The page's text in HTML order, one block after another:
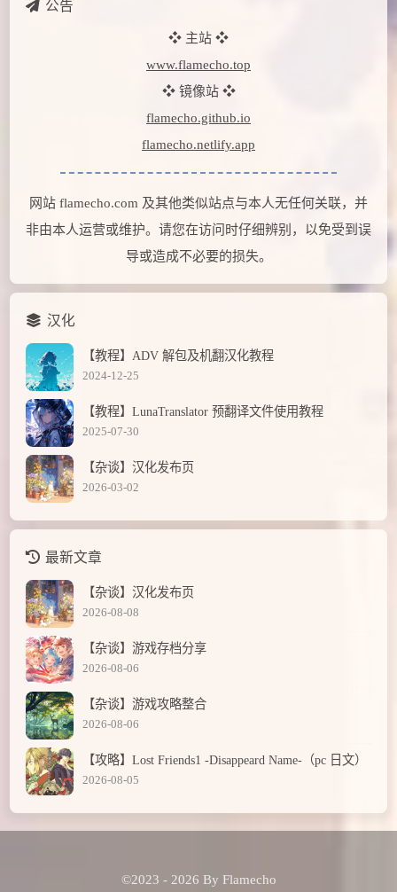
公告
❖ 主站 ❖
www.flamecho.top
❖ 镜像站 ❖
flamecho.github.io
flamecho.netlify.app
网站 flamecho.com 及其他类似站点与本人无任何关联，并
非由本人运营或维护。请您在访问时仔细辨别，以免受到误
导或造成不必要的损失。
汉化
【教程】ADV 解包及机翻汉化教程
2024-12-25
【教程】LunaTranslator 预翻译文件使用教程
2025-07-30
【杂谈】汉化发布页
2026-03-02
最新文章
【杂谈】汉化发布页
2026-08-08
【杂谈】游戏存档分享
2026-08-06
【杂谈】游戏攻略整合
2026-08-06
【攻略】Lost Friends1 -Disappeard Name-（pc 日文）
2026-08-05
©2023 - 2026 By Flamecho